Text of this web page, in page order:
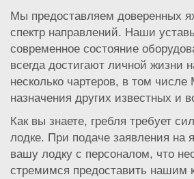
Мы предоставляем доверенных
спектр направлений. Наши
современное состояние
всегда достигают личной жизни
несколько чартеров, в том
назначения других известных и
Как вы знаете, гребля требует
лодке. При подаче заявления на
вашу лодку с персоналом, что
стремимся предоставить нашим